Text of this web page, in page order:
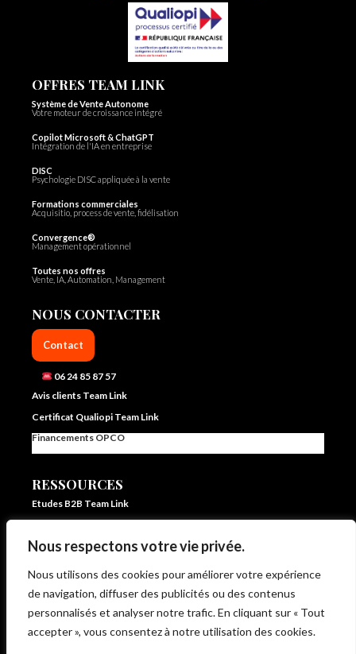
Nous respectons votre vie privée.
Nous utilisons des cookies pour améliorer votre expérience
de navigation, diffuser des publicités ou des contenus
personnalisés et analyser notre trafic. En cliquant sur « Tout
accepter », vous consentez à notre utilisation des cookies.
OFFRES TEAM LINK
Système de Vente Autonome
Votre moteur de croissance intégré
Copilot Microsoft & ChatGPT
Intégration de l'IA en entreprise
DISC
Psychologie DISC appliquée à la vente
Formations commerciales
Acquisitio, process de vente, fidélisation
Convergence®
Management opérationnel
Toutes nos offres
Vente, IA, Automation, Management
NOUS CONTACTER
Contact
06 24 85 87 57
Avis clients Team Link
Certificat Qualiopi Team Link
Financements OPCO
RESSOURCES
Etudes B2B Team Link
Blog IA et vente – Team Link
Livrets d’accueil et statistiques
Règlement intérieur
CG de Vente et d’Utilisation